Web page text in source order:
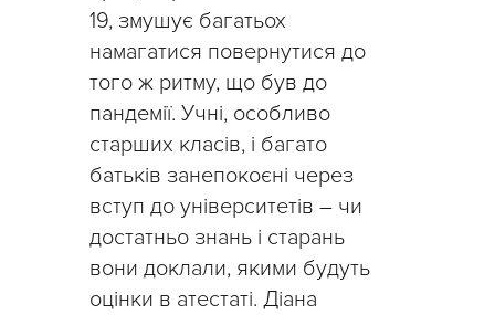
19, змушує багатьох
намагатися повернутися до
того ж ритму, що був до
пандемії. Учні, особливо
старших класів, і багато
батьків занепокоєні через
вступ до університетів – чи
достатньо знань і старань
вони доклали, якими будуть
оцінки в атестаті. Діана